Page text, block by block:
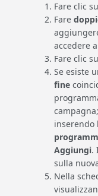
Fare clic su
Fare
accedere
Fare clic
Se esiste
fine
inserendo
Aggiungi.
sulla
Nella